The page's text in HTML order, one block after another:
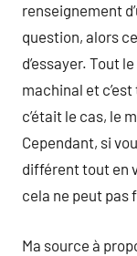
renseignement
question, alors
d’essayer. Tout
machinal et
c’était le cas, le
Cependant, si
différent tout en
cela ne peut pas
Ma source à